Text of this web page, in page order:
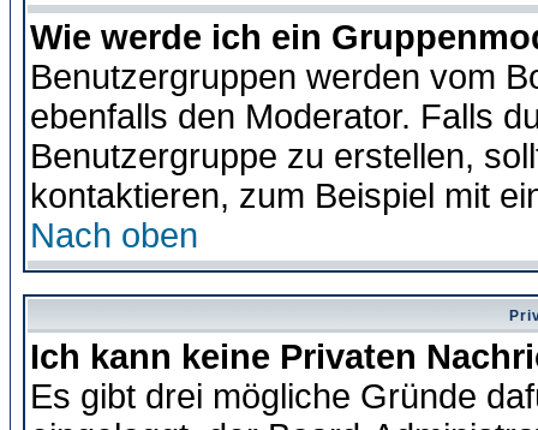
Wie werde ich ein
Benutzergruppen werden vom
ebenfalls den Moderator. Falls
Benutzergruppe zu erstellen,
kontaktieren, zum Beispiel mit
Nach oben
Ich kann keine Privaten
Es gibt drei mögliche Gründe